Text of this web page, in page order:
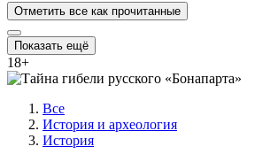
Отметить все как прочитанные
Показать ещё
18+
Все
История и археология
История